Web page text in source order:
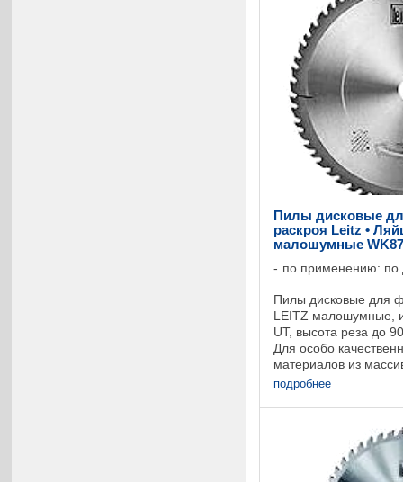
Пилы дисковые
раскроя Leitz •
малошумные
по применению: по
Пилы дисковые для
LEITZ малошумные,
UT, высота реза до
Для особо
материалов из
Оборудование:
подробнее